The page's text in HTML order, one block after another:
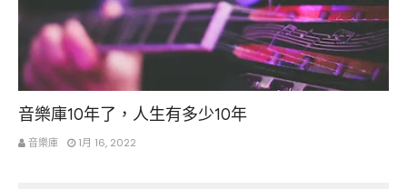
感想
音樂庫10年了，人生有多少10年
音樂庫 1月 16, 2022